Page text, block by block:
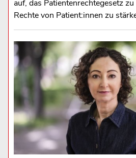
auf, das Patientenrechtegesetz
Rechte von Patient:innen zu